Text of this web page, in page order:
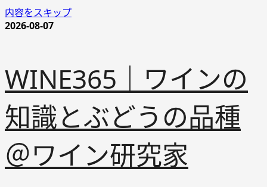
内容をスキップ
2026-08-07
WINE365｜ワインの
知識とぶどうの品種
＠ワイン研究家